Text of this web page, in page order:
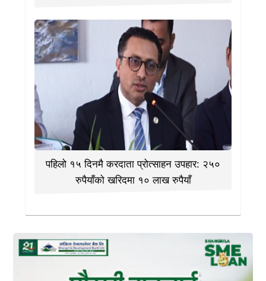
पहिलो १५ दिनमै करदाता प्रोत्साहन उपहार: २५०
रुपैयाँको खरिदमा १० लाख रुपैयाँ